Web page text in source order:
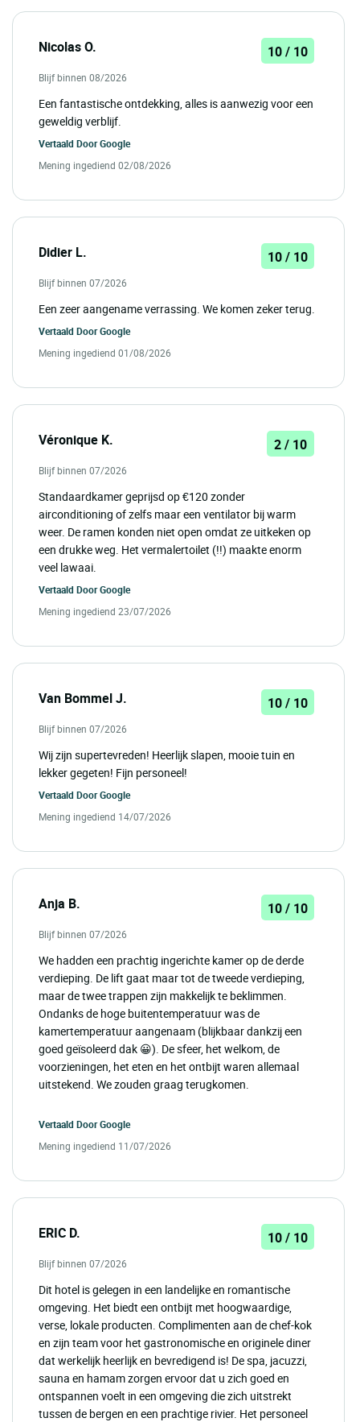
Nicolas O. 10 / 10
Blijf binnen 08/2026
Een fantastische ontdekking, alles is aanwezig voor een
geweldig verblijf.
Vertaald DoorGoogle
Mening ingediend 02/08/2026
Didier L. 10 / 10
Blijf binnen 07/2026
Een zeer aangename verrassing. We komen zeker terug.
Vertaald DoorGoogle
Mening ingediend 01/08/2026
Véronique K. 2 / 10
Blijf binnen 07/2026
Standaardkamer geprijsd op €120 zonder
airconditioning of zelfs maar een ventilator bij warm
weer. De ramen konden niet open omdat ze uitkeken op
een drukke weg. Het vermalertoilet (!!) maakte enorm
veel lawaai.
Vertaald DoorGoogle
Mening ingediend 23/07/2026
Van Bommel J. 10 / 10
Blijf binnen 07/2026
Wij zijn supertevreden! Heerlijk slapen, mooie tuin en
lekker gegeten! Fijn personeel!
Vertaald DoorGoogle
Mening ingediend 14/07/2026
Anja B. 10 / 10
Blijf binnen 07/2026
We hadden een prachtig ingerichte kamer op de derde
verdieping. De lift gaat maar tot de tweede verdieping,
maar de twee trappen zijn makkelijk te beklimmen.
Ondanks de hoge buitentemperatuur was de
kamertemperatuur aangenaam (blijkbaar dankzij een
goed geïsoleerd dak 😀). De sfeer, het welkom, de
voorzieningen, het eten en het ontbijt waren allemaal
uitstekend. We zouden graag terugkomen.
Vertaald DoorGoogle
Mening ingediend 11/07/2026
ERIC D. 10 / 10
Blijf binnen 07/2026
Dit hotel is gelegen in een landelijke en romantische
omgeving. Het biedt een ontbijt met hoogwaardige,
verse, lokale producten. Complimenten aan de chef-kok
en zijn team voor het gastronomische en originele diner
dat werkelijk heerlijk en bevredigend is! De spa, jacuzzi,
sauna en hamam zorgen ervoor dat u zich goed en
ontspannen voelt in een omgeving die zich uitstrekt
tussen de bergen en een prachtige rivier. Het personeel